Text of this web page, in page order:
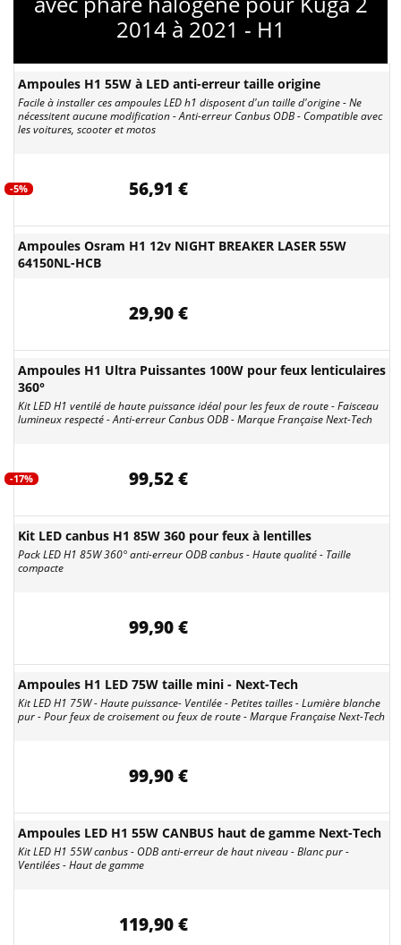
2014 à 2021 - H1
Ampoules H1 55W à LED anti-erreur taille origine
Facile à installer ces ampoules LED h1 disposent d'un taille d'origine - Ne
nécessitent aucune modification - Anti-erreur Canbus ODB - Compatible avec
les voitures, scooter et motos
-5% 56,91 €
Ampoules Osram H1 12v NIGHT BREAKER LASER 55W
64150NL-HCB
29,90 €
Ampoules H1 Ultra Puissantes 100W pour feux lenticulaires
360°
Kit LED H1 ventilé de haute puissance idéal pour les feux de route - Faisceau
lumineux respecté - Anti-erreur Canbus ODB - Marque Française Next-Tech
-17% 99,52 €
Kit LED canbus H1 85W 360 pour feux à lentilles
Pack LED H1 85W 360° anti-erreur ODB canbus - Haute qualité - Taille
compacte
99,90 €
Ampoules H1 LED 75W taille mini - Next-Tech
Kit LED H1 75W - Haute puissance- Ventilée - Petites tailles - Lumière blanche
pur - Pour feux de croisement ou feux de route - Marque Française Next-Tech
99,90 €
Ampoules LED H1 55W CANBUS haut de gamme Next-Tech
Kit LED H1 55W canbus - ODB anti-erreur de haut niveau - Blanc pur -
Ventilées - Haut de gamme
119,90 €